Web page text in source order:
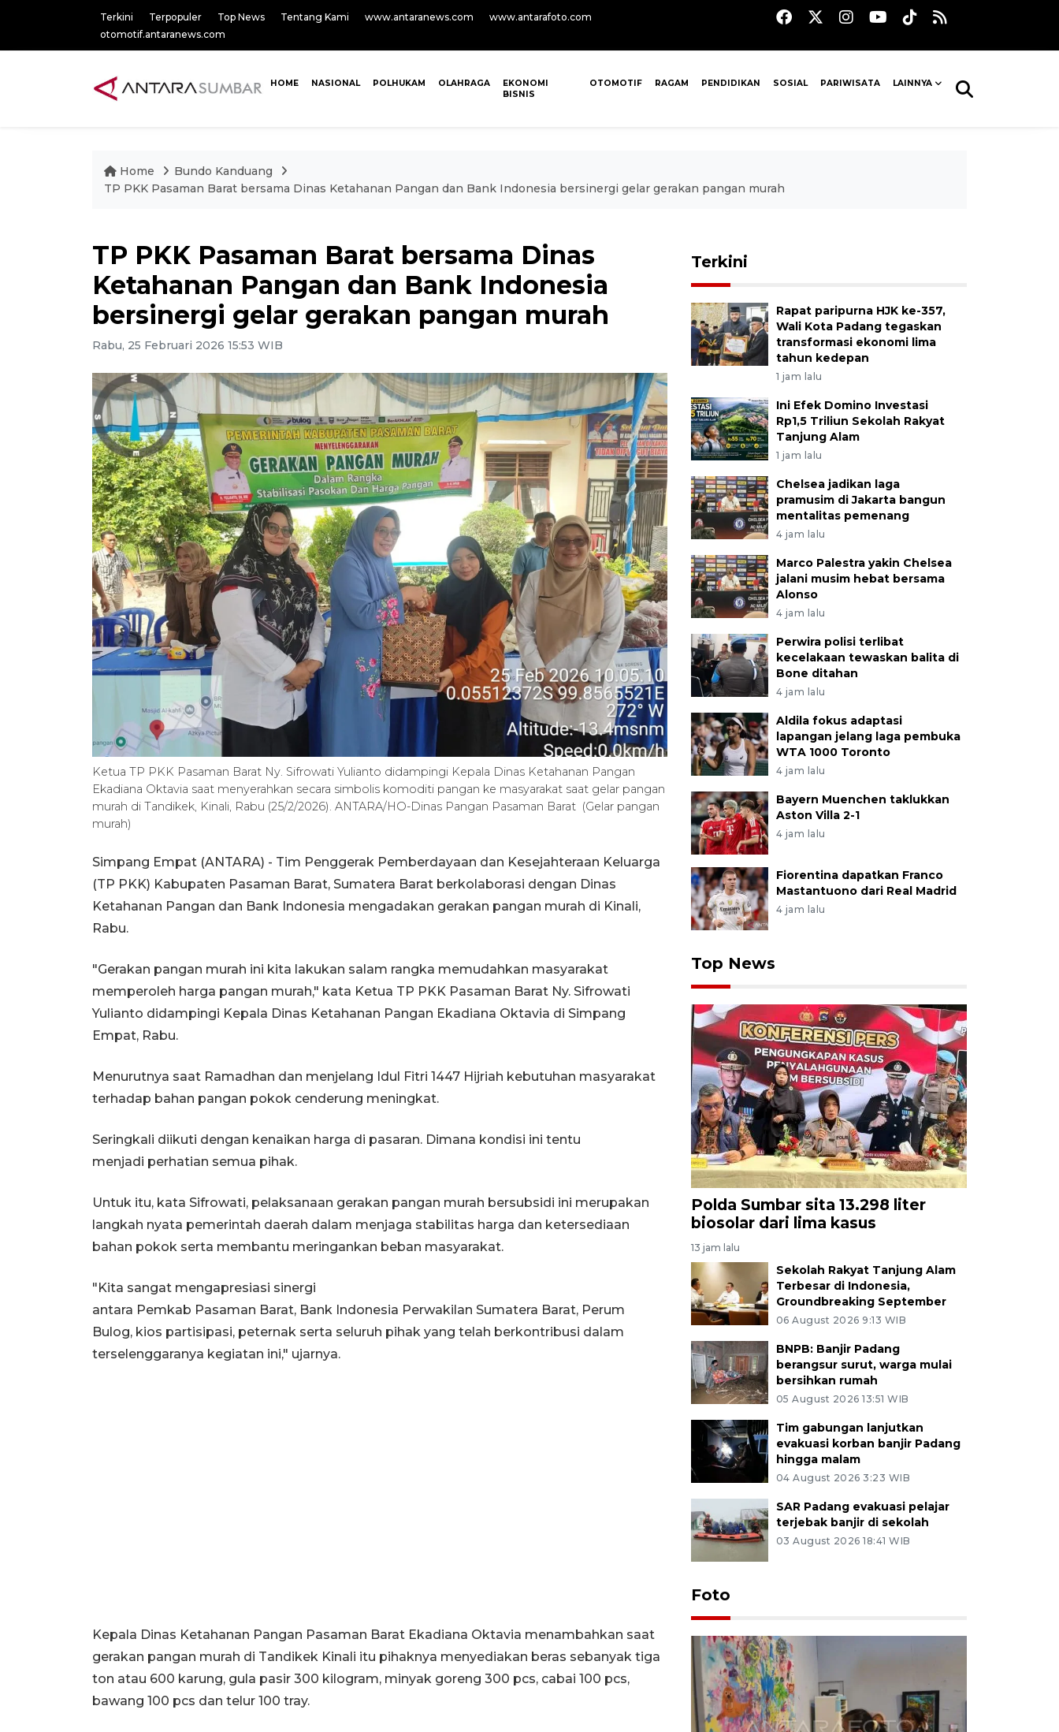
Terkini Terpopuler Top News Tentang Kami www.antaranews.com
www.antarafoto.com
otomotif.antaranews.com
HOME NASIONAL POLHUKAM OLAHRAGA
EKONOMI
BISNIS
OTOMOTIF RAGAM PENDIDIKAN SOSIAL PARIWISATA LAINNYA
Home
Bundo Kanduang
TP PKK Pasaman Barat bersama Dinas Ketahanan Pangan dan Bank Indonesia bersinergi gelar gerakan pangan murah
TP PKK Pasaman Barat bersama Dinas
Ketahanan Pangan dan Bank Indonesia
bersinergi gelar gerakan pangan murah
Rabu, 25 Februari 2026 15:53 WIB
Ketua TP PKK Pasaman Barat Ny. Sifrowati Yulianto didampingi Kepala Dinas Ketahanan Pangan
Ekadiana Oktavia saat menyerahkan secara simbolis komoditi pangan ke masyarakat saat gelar pangan
murah di Tandikek, Kinali, Rabu (25/2/2026). ANTARA/HO-Dinas Pangan Pasaman Barat (Gelar pangan
murah)
Simpang Empat (ANTARA) - Tim Penggerak Pemberdayaan dan Kesejahteraan Keluarga
(TP PKK) Kabupaten Pasaman Barat, Sumatera Barat berkolaborasi dengan Dinas
Ketahanan Pangan dan Bank Indonesia mengadakan gerakan pangan murah di Kinali,
Rabu.
"Gerakan pangan murah ini kita lakukan salam rangka memudahkan masyarakat
memperoleh harga pangan murah," kata Ketua TP PKK Pasaman Barat Ny. Sifrowati
Yulianto didampingi Kepala Dinas Ketahanan Pangan Ekadiana Oktavia di Simpang
Empat, Rabu.
Menurutnya saat Ramadhan dan menjelang Idul Fitri 1447 Hijriah kebutuhan masyarakat
terhadap bahan pangan pokok cenderung meningkat.
Seringkali diikuti dengan kenaikan harga di pasaran. Dimana kondisi ini tentu
menjadi perhatian semua pihak.
Untuk itu, kata Sifrowati, pelaksanaan gerakan pangan murah bersubsidi ini merupakan
langkah nyata pemerintah daerah dalam menjaga stabilitas harga dan ketersediaan
bahan pokok serta membantu meringankan beban masyarakat.
"Kita sangat mengapresiasi sinergi
antara Pemkab Pasaman Barat, Bank Indonesia Perwakilan Sumatera Barat, Perum
Bulog, kios partisipasi, peternak serta seluruh pihak yang telah berkontribusi dalam
terselenggaranya kegiatan ini," ujarnya.
Kepala Dinas Ketahanan Pangan Pasaman Barat Ekadiana Oktavia menambahkan saat
gerakan pangan murah di Tandikek Kinali itu pihaknya menyediakan beras sebanyak tiga
ton atau 600 karung, gula pasir 300 kilogram, minyak goreng 300 pcs, cabai 100 pcs,
bawang 100 pcs dan telur 100 tray.
Terkini
Rapat paripurna HJK ke-357,
Wali Kota Padang tegaskan
transformasi ekonomi lima
tahun kedepan
1 jam lalu
Ini Efek Domino Investasi
Rp1,5 Triliun Sekolah Rakyat
Tanjung Alam
1 jam lalu
Chelsea jadikan laga
pramusim di Jakarta bangun
mentalitas pemenang
4 jam lalu
Marco Palestra yakin Chelsea
jalani musim hebat bersama
Alonso
4 jam lalu
Perwira polisi terlibat
kecelakaan tewaskan balita di
Bone ditahan
4 jam lalu
Aldila fokus adaptasi
lapangan jelang laga pembuka
WTA 1000 Toronto
4 jam lalu
Bayern Muenchen taklukkan
Aston Villa 2-1
4 jam lalu
Fiorentina dapatkan Franco
Mastantuono dari Real Madrid
4 jam lalu
Top News
Polda Sumbar sita 13.298 liter
biosolar dari lima kasus
13 jam lalu
Sekolah Rakyat Tanjung Alam
Terbesar di Indonesia,
Groundbreaking September
06 August 2026 9:13 WIB
BNPB: Banjir Padang
berangsur surut, warga mulai
bersihkan rumah
05 August 2026 13:51 WIB
Tim gabungan lanjutkan
evakuasi korban banjir Padang
hingga malam
04 August 2026 3:23 WIB
SAR Padang evakuasi pelajar
terjebak banjir di sekolah
03 August 2026 18:41 WIB
Foto